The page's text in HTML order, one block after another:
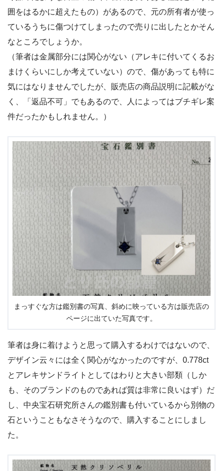
囲をはるかに超えたもの）があるので、元の所有者が使っ
ているうちに傷つけてしまったので売りに出したとかそん
なところでしょうか。
（筆者は金属部分には関心がない（アレキに付いてくるお
まけくらいにしか考えていない）ので、傷があっても特に
気にはなりませんでしたが、販売店の商品説明に記載がな
く、「返品不可」でもあるので、人によってはブチギレ案
件だったかもしれません。）
まっすぐな方は鑑別書の写真、斜めに映っている方は販売店の
ページに出ていた写真です。
筆者は身に着けようと思って購入するわけではないので、
デザイン云々には全く関心がなかったのですが、0.778ct
とアレキサンドライトとしてはわりと大きい部類（しか
も、そのブランドのものであれば質は非常に良いはず）だ
し、中央宝石研究所さんの鑑別書も付いているから別物の
石ということもなさそうなので、購入することにしまし
た。